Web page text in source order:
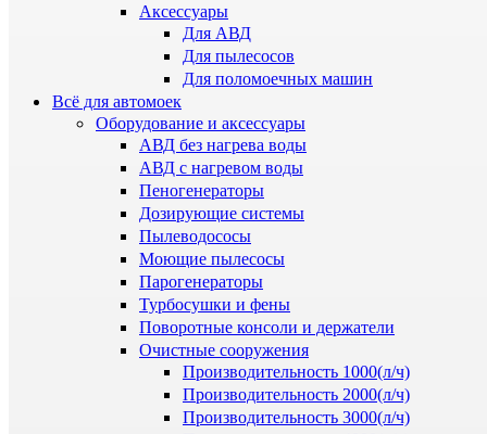
Аксессуары
Для АВД
Для пылесосов
Для поломоечных машин
Всё для автомоек
Оборудование и аксессуары
АВД без нагрева воды
АВД с нагревом воды
Пеногенераторы
Дозирующие системы
Пылеводососы
Моющие пылесосы
Парогенераторы
Турбосушки и фены
Поворотные консоли и держатели
Очистные сооружения
Производительность 1000(л/ч)
Производительность 2000(л/ч)
Производительность 3000(л/ч)